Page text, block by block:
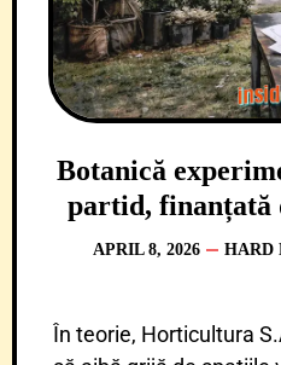
Botanică
partid, finanțată
APRIL 8, 2026 HARD
În teorie, Horticultura